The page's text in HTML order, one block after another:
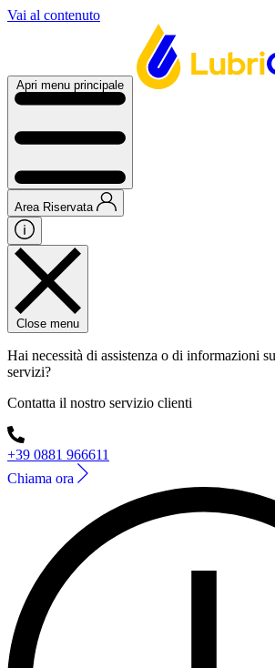
Vai al contenuto
Apri menu principale
Area Riservata
Close menu
Hai necessità di assistenza o di informazioni
servizi?
Contatta il nostro servizio clienti
+39 0881 966611
Chiama ora